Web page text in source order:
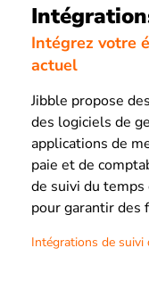
Intégrez votre
actuel
Jibble propose
des logiciels de
applications de
paie et de
de suivi du
pour garantir des
Intégrations de suivi